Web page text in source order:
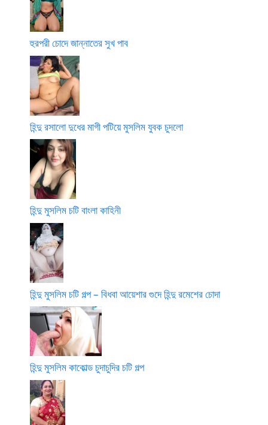
হুরপরী চোদে জান্নাতের সুখ পাব
হিন্দু রসালো দুধের মাগী পটিয়ে মুসলিম যুবক চুদলো
হিন্দু মুসলিম চটি বাংলা কাহিনী
হিন্দু মুসলিম চটি গল্প – বিধবা আয়েশার গুদে হিন্দু রমেশের চোদা
হিন্দু মুসলিম কাকোল্ড চুদাচুদির চটি গল্প